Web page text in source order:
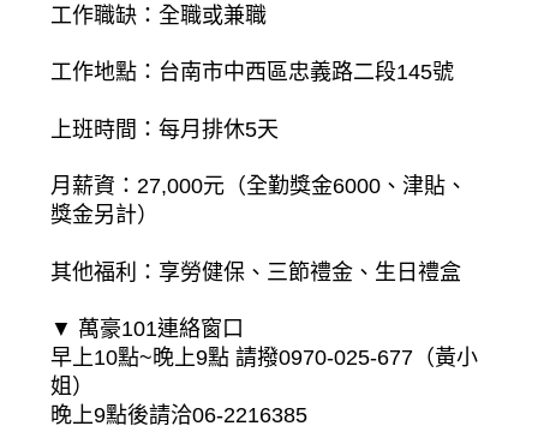
工作職缺：全職或兼職
工作地點：台南市中西區忠義路二段145號
上班時間：每月排休5天
月薪資：27,000元（全勤獎金6000、津貼、
獎金另計）
其他福利：享勞健保、三節禮金、生日禮盒
▼ 萬豪101連絡窗口
早上10點~晚上9點 請撥0970-025-677（黃小
姐）
晚上9點後請洽06-2216385